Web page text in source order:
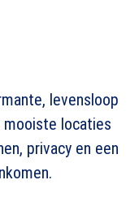
levensloop
mooiste locaties
privacy en een